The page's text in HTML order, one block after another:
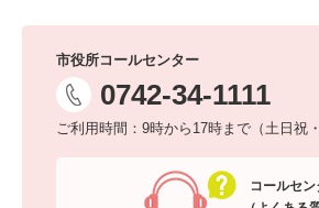
市役所コールセンター
0742-34-1111
ご利用時間：9時から17時まで（土日祝
コールセン